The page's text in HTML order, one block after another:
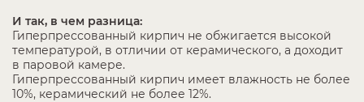
И так, в чем разница:
Гиперпрессованный кирпич не обжигается высокой
температурой, в отличии от керамического, а доходит
в паровой камере.
Гиперпрессованный кирпич имеет влажность не более
10%, керамический не более 12%.